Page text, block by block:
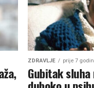
ZDRAVLJE prije 7
Gubitak